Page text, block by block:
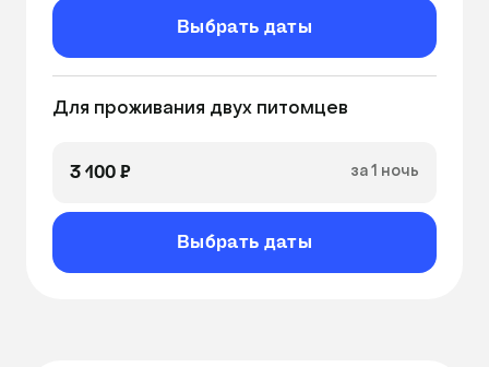
возможность связаться с работниками
гостиницы в любое время
Выбрать даты
Для проживания двух питомцев
3 100 ₽ за 1 ночь
Выбрать даты